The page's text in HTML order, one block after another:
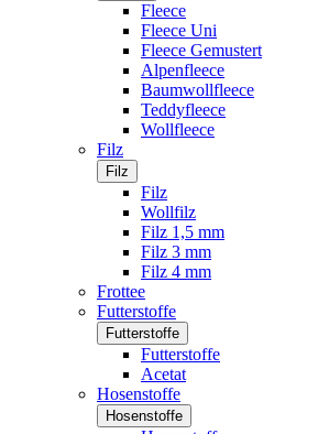
Fleece
Fleece Uni
Fleece Gemustert
Alpenfleece
Baumwollfleece
Teddyfleece
Wollfleece
Filz
Filz
Filz
Wollfilz
Filz 1,5 mm
Filz 3 mm
Filz 4 mm
Frottee
Futterstoffe
Futterstoffe
Futterstoffe
Acetat
Hosenstoffe
Hosenstoffe